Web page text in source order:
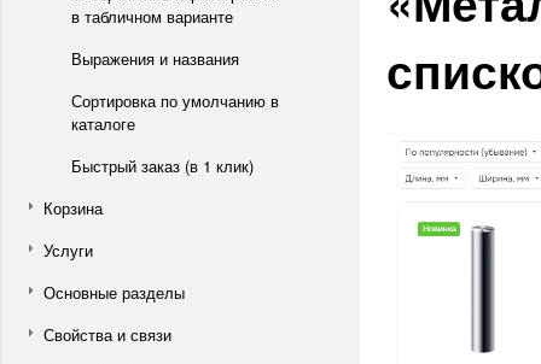
в табличном варианте
Выражения и названия
Сортировка по умолчанию в
каталоге
Быстрый заказ (в 1 клик)
Корзина
Услуги
Основные разделы
Свойства и связи